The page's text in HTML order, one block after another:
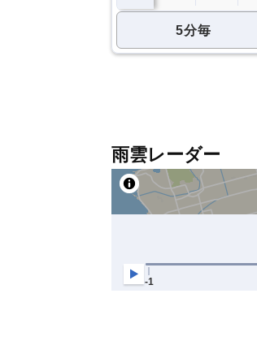
5分毎
雨雲レーダー